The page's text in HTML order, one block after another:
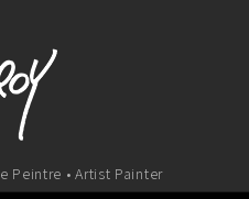
Peintre • Artist Painter